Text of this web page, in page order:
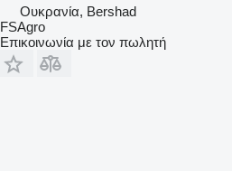
Ουκρανία, Bershad
FSAgro
Επικοινωνία με τον πωλητή